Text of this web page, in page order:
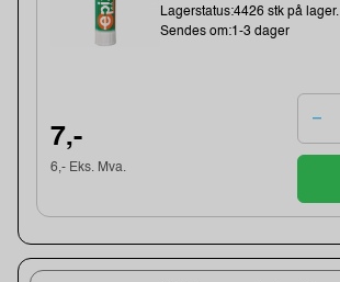
Lagerstatus:4426 stk på lager.
Sendes om:1-3 dager
7,-
6,- Eks. Mva.